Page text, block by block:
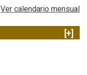
Ver calendario mensual
[+]